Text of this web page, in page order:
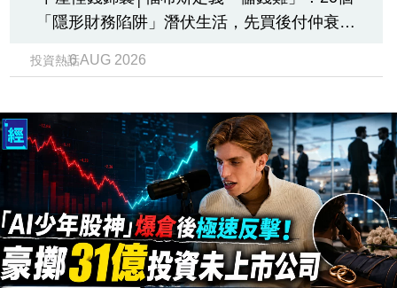
「隱形財務陷阱」潛伏生活，先買後付仲衰過
投資熱話6 AUG 2026